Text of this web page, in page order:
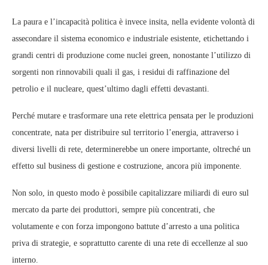
La paura e l’incapacità politica è invece insita, nella evidente volontà di
assecondare il sistema economico e industriale esistente, etichettando i
grandi centri di produzione come nuclei green, nonostante l’utilizzo di
sorgenti non rinnovabili quali il gas, i residui di raffinazione del
petrolio e il nucleare, quest’ultimo dagli effetti devastanti.
Perché mutare e trasformare una rete elettrica pensata per le produzioni
concentrate, nata per distribuire sul territorio l’energia, attraverso i
diversi livelli di rete, determinerebbe un onere importante, oltreché un
effetto sul business di gestione e costruzione, ancora più imponente.
Non solo, in questo modo è possibile capitalizzare miliardi di euro sul
mercato da parte dei produttori, sempre più concentrati, che
volutamente e con forza impongono battute d’arresto a una politica
priva di strategie, e soprattutto carente di una rete di eccellenze al suo
interno.